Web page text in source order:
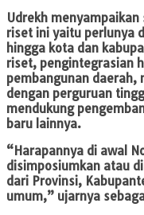
Udrekh
riset ini yaitu perlunya
hingga kota dan
riset, pengintegrasian
pembangunan daerah,
dengan perguruan
mendukung
baru lainnya.
“Harapannya di awal
disimposiumkan atau
dari Provinsi,
umum,” ujarnya